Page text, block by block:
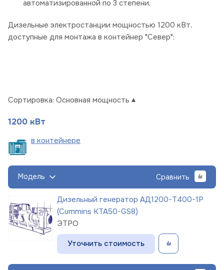
автоматизированной по 3 степени.
Дизельные электростанции мощностью 1200 кВт,
доступные для монтажа в контейнер "Север":
Сортировка: Основная мощность
1200 кВт
в контейнере
Модель Сравнить
Дизельный генератор АД1200-Т400-1Р
(Cummins KTA50-GS8)
ЭТРО
Уточнить стоимость